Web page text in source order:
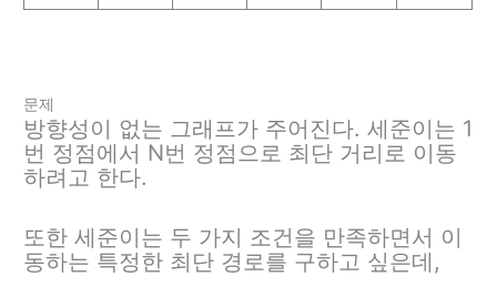
문제
방향성이 없는 그래프가 주어진다. 세준이는 1
번 정점에서 N번 정점으로 최단 거리로 이동
하려고 한다.
또한 세준이는 두 가지 조건을 만족하면서 이
동하는 특정한 최단 경로를 구하고 싶은데,